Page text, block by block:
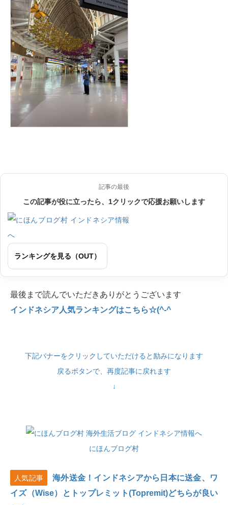
記事の最後
この記事が役に立ったら、1クリックで応援お願いします
ランキングを見る（OUT）
最後まで読んでいただきありがとうございます
インドネシア人気ランキングはこちら☆(^-^
下記バナーをクリックしていただけると励みになります
戻るボタンで、再度記事に戻れます
↓
にほんブログ村
人気記事
海外送金！インドネシアから日本に送金、ワ
イズ（Wise）とトップレミット(Topremit)どちらが良い